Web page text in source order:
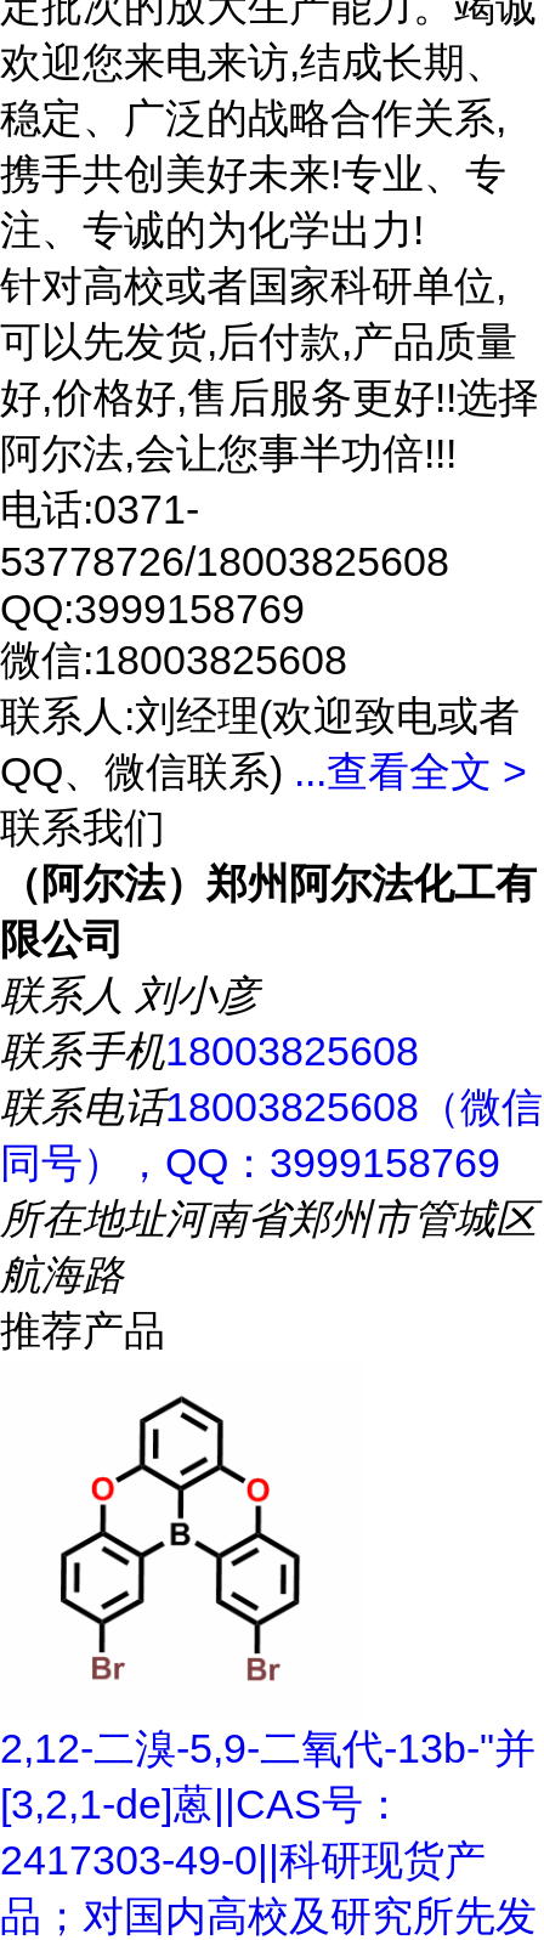
欢迎您来电来访,结成长期、
稳定、广泛的战略合作关系,
携手共创美好未来!专业、专
注、专诚的为化学出力!
针对高校或者国家科研单位,
可以先发货,后付款,产品质量
好,价格好,售后服务更好!!选择
阿尔法,会让您事半功倍!!!
电话:0371-
53778726/18003825608
QQ:3999158769
微信:18003825608
联系人:刘经理(欢迎致电或者
QQ、微信联系) ...查看全文 >
联系我们
（阿尔法）郑州阿尔法化工有
限公司
联系人 刘小彦
联系手机18003825608
联系电话18003825608（微信
同号），QQ：3999158769
所在地址河南省郑州市管城区
航海路
推荐产品
2,12-二溴-5,9-二氧代-13b-"并
[3,2,1-de]蒽||CAS号：
2417303-49-0||科研现货产
品；对国内高校及研究所先发